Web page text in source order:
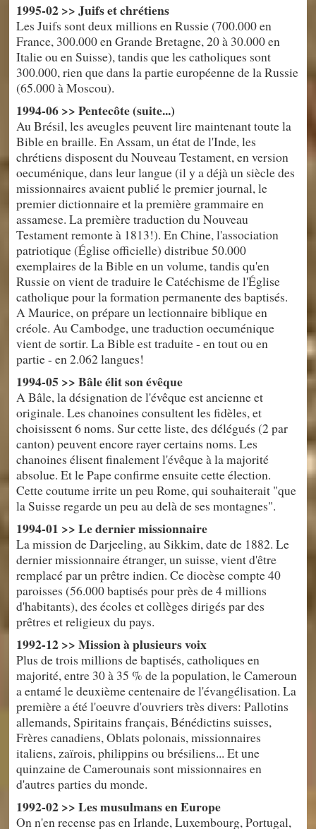
1995-02 >> Juifs et chrétiens
Les Juifs sont deux millions en Russie (700.000 en
France, 300.000 en Grande Bretagne, 20 à 30.000 en
Italie ou en Suisse), tandis que les catholiques sont
300.000, rien que dans la partie européenne de la Russie
(65.000 à Moscou).
1994-06 >> Pentecôte (suite...)
Au Brésil, les aveugles peuvent lire maintenant toute la
Bible en braille. En Assam, un état de l'Inde, les
chrétiens disposent du Nouveau Testament, en version
oecuménique, dans leur langue (il y a déjà un siècle des
missionnaires avaient publié le premier journal, le
premier dictionnaire et la première grammaire en
assamese. La première traduction du Nouveau
Testament remonte à 1813!). En Chine, l'association
patriotique (Église officielle) distribue 50.000
exemplaires de la Bible en un volume, tandis qu'en
Russie on vient de traduire le Catéchisme de l'Église
catholique pour la formation permanente des baptisés.
A Maurice, on prépare un lectionnaire biblique en
créole. Au Cambodge, une traduction oecuménique
vient de sortir. La Bible est traduite - en tout ou en
partie - en 2.062 langues!
1994-05 >> Bâle élit son évêque
A Bâle, la désignation de l'évêque est ancienne et
originale. Les chanoines consultent les fidèles, et
choisissent 6 noms. Sur cette liste, des délégués (2 par
canton) peuvent encore rayer certains noms. Les
chanoines élisent finalement l'évêque à la majorité
absolue. Et le Pape confirme ensuite cette élection.
Cette coutume irrite un peu Rome, qui souhaiterait "que
la Suisse regarde un peu au delà de ses montagnes".
1994-01 >> Le dernier missionnaire
La mission de Darjeeling, au Sikkim, date de 1882. Le
dernier missionnaire étranger, un suisse, vient d'être
remplacé par un prêtre indien. Ce diocèse compte 40
paroisses (56.000 baptisés pour près de 4 millions
d'habitants), des écoles et collèges dirigés par des
prêtres et religieux du pays.
1992-12 >> Mission à plusieurs voix
Plus de trois millions de baptisés, catholiques en
majorité, entre 30 à 35 % de la population, le Cameroun
a entamé le deuxième centenaire de l'évangélisation. La
première a été l'oeuvre d'ouvriers très divers: Pallotins
allemands, Spiritains français, Bénédictins suisses,
Frères canadiens, Oblats polonais, missionnaires
italiens, zaïrois, philippins ou brésiliens... Et une
quinzaine de Camerounais sont missionnaires en
d'autres parties du monde.
1992-02 >> Les musulmans en Europe
On n'en recense pas en Irlande, Luxembourg, Portugal,